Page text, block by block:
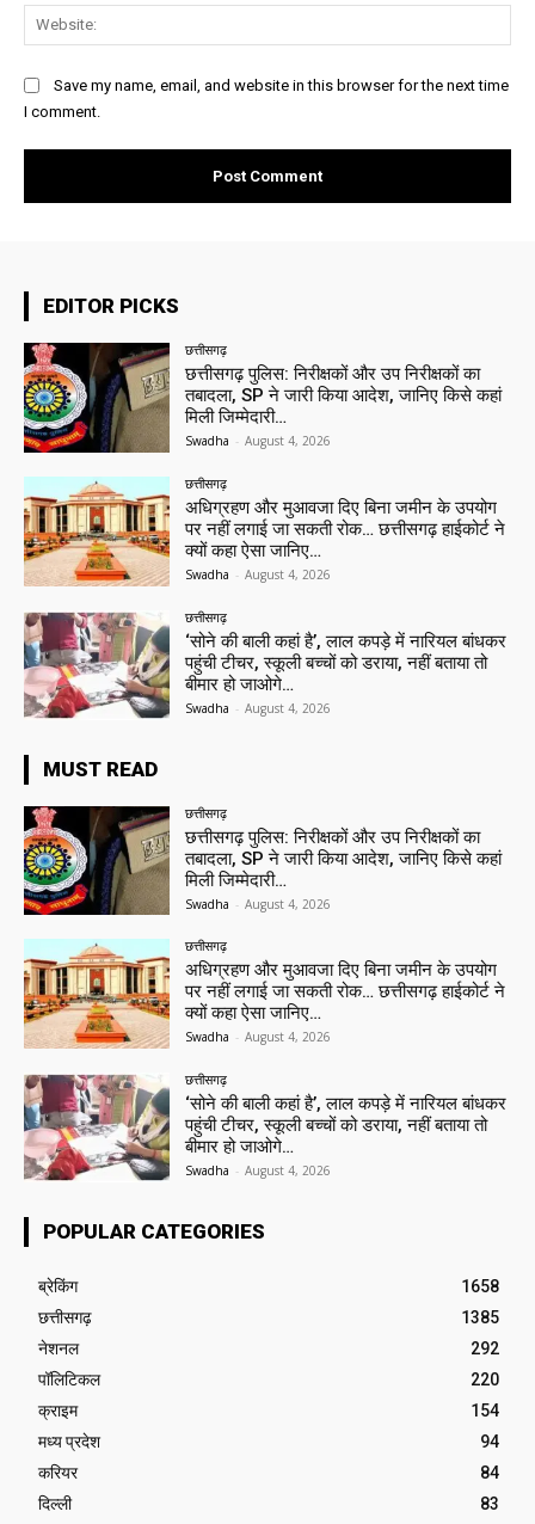
Save my name, email, and website in this browser for the next time
I comment.
EDITOR PICKS
छत्तीसगढ़
छत्तीसगढ़ पुलिस: निरीक्षकों और उप निरीक्षकों का
तबादला, SP ने जारी किया आदेश, जानिए किसे कहां
मिली जिम्मेदारी…
Swadha - August 4, 2026
छत्तीसगढ़
अधिग्रहण और मुआवजा दिए बिना जमीन के उपयोग
पर नहीं लगाई जा सकती रोक… छत्तीसगढ़ हाईकोर्ट ने
क्यों कहा ऐसा जानिए…
Swadha - August 4, 2026
छत्तीसगढ़
‘सोने की बाली कहां है’, लाल कपड़े में नारियल बांधकर
पहुंची टीचर, स्कूली बच्चों को डराया, नहीं बताया तो
बीमार हो जाओगे…
Swadha - August 4, 2026
MUST READ
छत्तीसगढ़
छत्तीसगढ़ पुलिस: निरीक्षकों और उप निरीक्षकों का
तबादला, SP ने जारी किया आदेश, जानिए किसे कहां
मिली जिम्मेदारी…
Swadha - August 4, 2026
छत्तीसगढ़
अधिग्रहण और मुआवजा दिए बिना जमीन के उपयोग
पर नहीं लगाई जा सकती रोक… छत्तीसगढ़ हाईकोर्ट ने
क्यों कहा ऐसा जानिए…
Swadha - August 4, 2026
छत्तीसगढ़
‘सोने की बाली कहां है’, लाल कपड़े में नारियल बांधकर
पहुंची टीचर, स्कूली बच्चों को डराया, नहीं बताया तो
बीमार हो जाओगे…
Swadha - August 4, 2026
POPULAR CATEGORIES
ब्रेकिंग
1658
छत्तीसगढ़
1385
नेशनल
292
पॉलिटिकल
220
क्राइम
154
मध्य प्रदेश
94
करियर
84
दिल्ली
83